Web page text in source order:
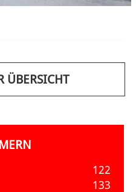
ÜBERSICHT
122
133